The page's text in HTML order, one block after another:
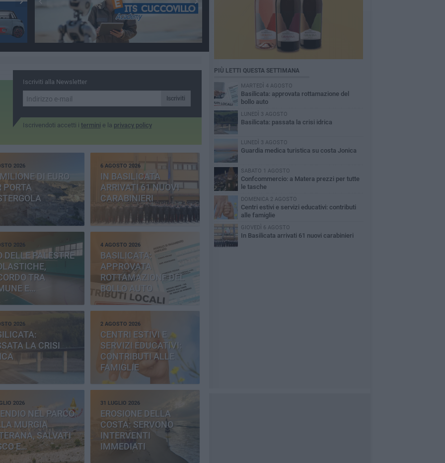
Iscriviti alla Newsletter
Iscriviti
Iscrivendoti accetti i termini e la privacy policy
2026
DI EURO
PORTA
6 AGOSTO 2026
IN BASILICATA
ARRIVATI 61 NUOVI
CARABINIERI
2026
DELLE PALESTRE
TRA
E
4 AGOSTO 2026
BASILICATA:
APPROVATA
ROTTAMAZIONE DEL
BOLLO AUTO
2026
LA CRISI
2 AGOSTO 2026
CENTRI ESTIVI E
SERVIZI EDUCATIVI:
CONTRIBUTI ALLE
FAMIGLIE
2026
NEL PARCO
MURGIA
SALVATI
E
31 LUGLIO 2026
EROSIONE DELLA
COSTA: SERVONO
INTERVENTI
IMMEDIATI
PIÙ LETTI QUESTA SETTIMANA
MARTEDÌ 4 AGOSTO
Basilicata: approvata rottamazione del
bollo auto
LUNEDÌ 3 AGOSTO
Basilicata: passata la crisi idrica
LUNEDÌ 3 AGOSTO
Guardia medica turistica su costa Jonica
SABATO 1 AGOSTO
Confcommercio: a Matera prezzi per tutte
le tasche
DOMENICA 2 AGOSTO
Centri estivi e servizi educativi: contributi
alle famiglie
GIOVEDÌ 6 AGOSTO
In Basilicata arrivati 61 nuovi carabinieri